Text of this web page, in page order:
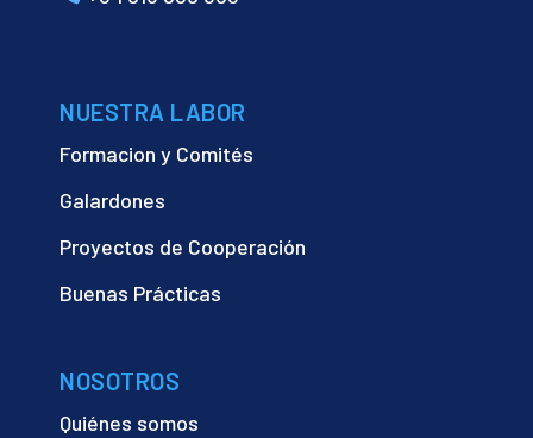
NUESTRA LABOR
Formacion y Comités
Galardones
Proyectos de Cooperación
Buenas Prácticas
NOSOTROS
Quiénes somos